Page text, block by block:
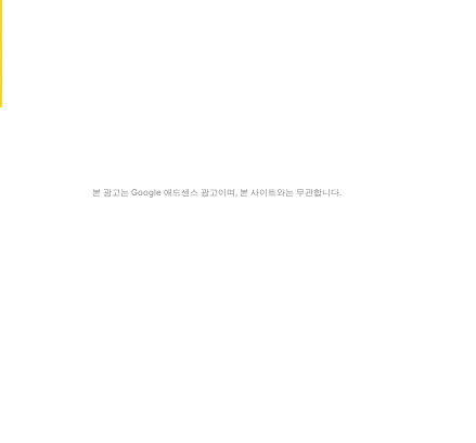
본 광고는 Google 애드센스 광고이며, 본 사이트와는 무관합니다.